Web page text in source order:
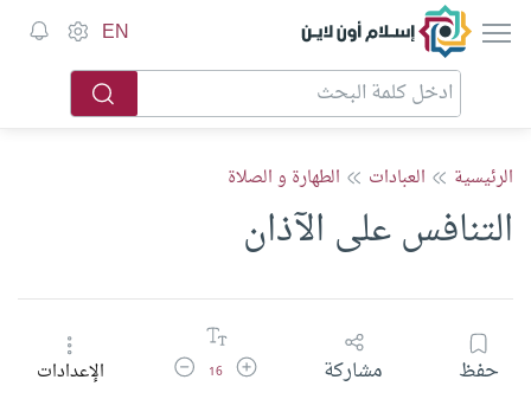
إسلام أون لاين EN
الرئيسية العبادات الطهارة و الصلاة
التنافس على الآذان
حفظ مشاركة زيادة حجم الخط
16 تقليل حجم الخطالإعدادات